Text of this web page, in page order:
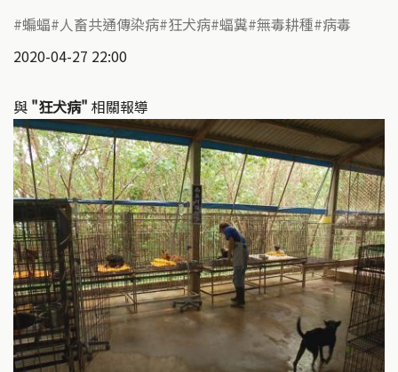
蝙蝠 人畜共通傳染病 狂犬病 蝠糞 無毒耕種 病毒
2020-04-27 22:00
與 "狂犬病" 相關報導